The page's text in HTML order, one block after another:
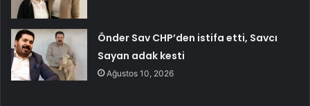
Önder Sav CHP’den istifa etti, Savcı
Sayan adak kesti
Ağustos 10, 2026